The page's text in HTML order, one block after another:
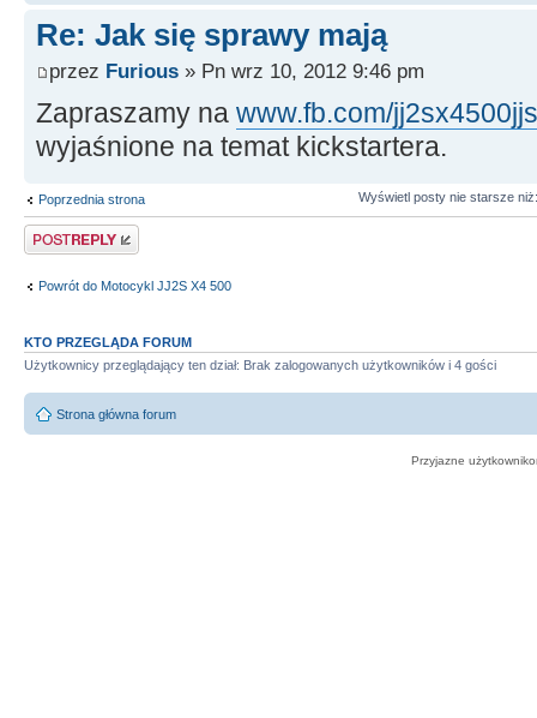
Re: Jak się sprawy mają
przez Furious » Pn wrz 10, 2012 9:46 pm
Zapraszamy na www.fb.com/
wyjaśnione na temat kickstartera.
Poprzednia strona Wyświetl posty nie starsze
Odpowiedz
Powrót do Motocykl JJ2S X4 500
KTO PRZEGLĄDA FORUM
Użytkownicy przeglądający ten dział: Brak zalogowanych użytkowników i 4 gości
Strona główna forum
Przyjazne